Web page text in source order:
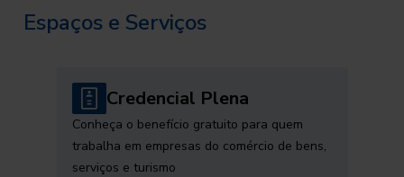
Espaços e Serviços
Credencial Plena
Conheça o benefício gratuito para quem
trabalha em empresas do comércio de bens,
serviços e turismo